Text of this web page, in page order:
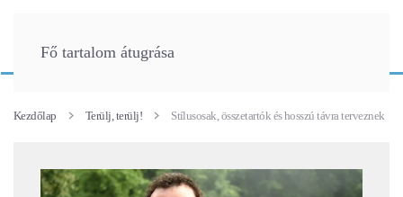
Fő tartalom átugrása
Kezdőlap Terülj, terülj! Stílusosak, összetartók és hosszú távra terveznek